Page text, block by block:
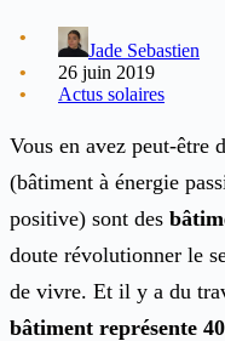
Jade Sebastien
26 juin 2019
Actus solaires
Vous en avez peut-être
(bâtiment à énergie
positive) sont des
doute révolutionner le
de vivre. Et il y a du
bâtiment représente